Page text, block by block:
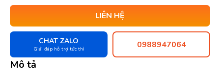
LIÊN HỆ
CHAT ZALO
Giải đáp hỗ trợ tức thì 0988947064
Mô tả